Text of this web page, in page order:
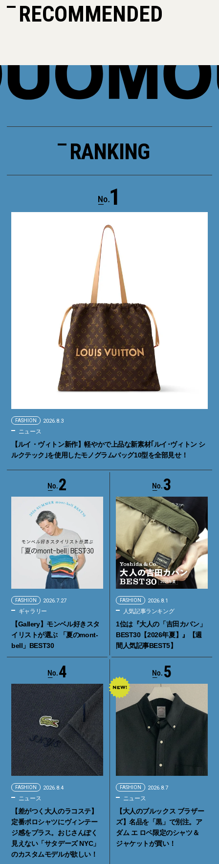
RECOMMENDED
RANKING
1
FASHION 2026.8.3
ニュース
【ルイ・ヴィトン新作】軽やかで上品な新素材｢ルイ･ヴィトン シ
ルクテック｣を使用したモノグラムバッグ10型を全部見せ！
2
FASHION 2026.7.27
ギャラリー
【Gallery】モンベル好きスタ
イリストが選ぶ 「夏のmont-
bell」BEST30
3
FASHION 2026.8.1
人気記事ランキング
1位は『大人の「吉田カバン」
BEST30【2026年夏】』【週
間人気記事BEST5】
4
FASHION 2026.8.4
ニュース
【差がつく大人のラコステ】
定番ポロシャツにヴィンテー
ジ感をプラス。おじさんぽく
見えない「サタデーズ NYC」
のカスタムモデルが欲しい！
5
FASHION 2026.8.7
ニュース
【大人のブルックス ブラザー
ズ】名品を「黒」で別注。ア
ダム エ ロペ限定のシャツ＆
ジャケットが買い！